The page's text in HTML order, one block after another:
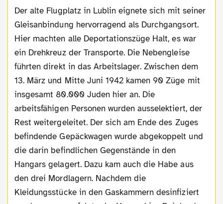
Der alte Flugplatz in Lublin eignete sich mit seiner
Gleisanbindung hervorragend als Durchgangsort.
Hier machten alle Deportationszüge Halt, es war
ein Drehkreuz der Transporte. Die Nebengleise
führten direkt in das Arbeitslager. Zwischen dem
13. März und Mitte Juni 1942 kamen 90 Züge mit
insgesamt 80.000 Juden hier an. Die
arbeitsfähigen Personen wurden ausselektiert, der
Rest weitergeleitet. Der sich am Ende des Zuges
befindende Gepäckwagen wurde abgekoppelt und
die darin befindlichen Gegenstände in den
Hangars gelagert. Dazu kam auch die Habe aus
den drei Mordlagern. Nachdem die
Kleidungsstücke in den Gaskammern desinfiziert